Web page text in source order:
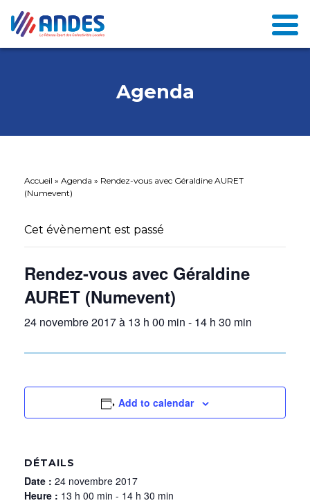
Agenda
Accueil » Agenda » Rendez-vous avec Géraldine AURET
(Numevent)
Cet évènement est passé
Rendez-vous avec Géraldine
AURET (Numevent)
24 novembre 2017 à 13 h 00 min - 14 h 30 min
Add to calendar
DÉTAILS
Date : 24 novembre 2017
Heure : 13 h 00 min - 14 h 30 min